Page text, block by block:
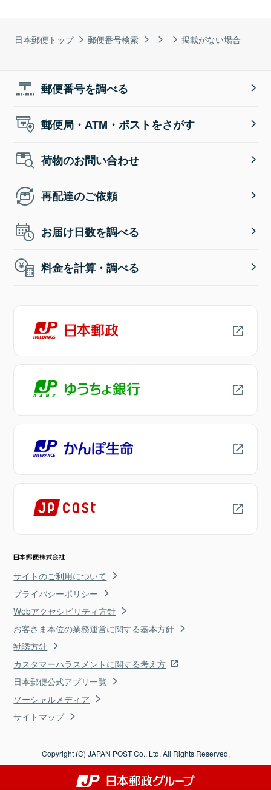
日本郵便トップ 郵便番号検索 掲載がない場合
郵便番号を調べる
郵便局・ATM・ポストをさがす
荷物のお問い合わせ
再配達のご依頼
お届け日数を調べる
料金を計算・調べる
サイトのご利用について
プライバシーポリシー
Webアクセシビリティ方針
お客さま本位の業務運営に関する基本方針
勧誘方針
カスタマーハラスメントに関する考え方
日本郵便公式アプリ一覧
ソーシャルメディア
サイトマップ
Copyright (C) JAPAN POST Co., Ltd. All Rights Reserved.